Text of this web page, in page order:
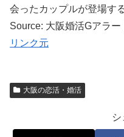
会ったカップルが登場す
Source: 大阪婚活Gアラー
リンク元
大阪の恋活・婚活
シ